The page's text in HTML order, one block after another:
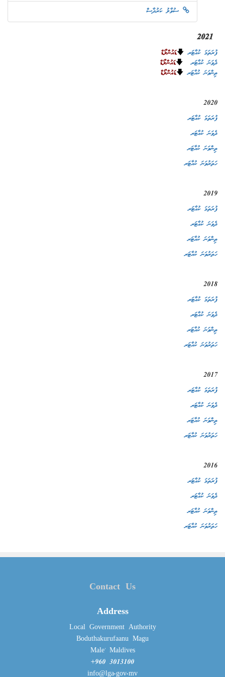
ސުވާލު ކަރުދާސް
2021
ފުރަތަމަ ކުއާޓަރ 🡇ޑައުންލޯޑް
ދެވަނަ ކުއާޓަރ
🡇ޑައުންލޯޑް
ތިންވަނަ ކުއާޓަރ 🡇ޑައުންލޯޑް
2020
ފުރަތަމަ ކުއާޓަރ
ދެވަނަ ކުއާޓަރ
ތިންވަނަ ކުއާޓަރ
ހަތަރުވަނަ ކުއާޓަރ
2019
ފުރަތަމަ ކުއާޓަރ
ދެވަނަ ކުއާޓަރ
ތިންވަނަ ކުއާޓަރ
ހަތަރުވަނަ ކުއާޓަރ
2018
ފުރަތަމަ ކުއާޓަރ
ދެވަނަ ކުއާޓަރ
ތިންވަނަ ކުއާޓަރ
ހަތަރުވަނަ ކުއާޓަރ
2017
ފުރަތަމަ ކުއާޓަރ
ދެވަނަ ކުއާޓަރ
ތިންވަނަ ކުއާޓަރ
ހަތަރުވަނަ ކުއާޓަރ
2016
ފުރަތަމަ ކުއާޓަރ
ދެވަނަ ކުއާޓަރ
ތިންވަނަ ކުއާޓަރ
ހަތަރުވަނަ ކުއާޓަރ
Contact Us
Address
Local Government Authority
Boduthakurufaanu Magu
Male' Maldives
+960 3013100
info@lga.gov.mv